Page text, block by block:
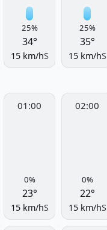
25%
34°
15 km/hS
25%
35°
15 km/hS
01:00
0%
23°
15 km/hS
02:00
0%
22°
15 km/hS